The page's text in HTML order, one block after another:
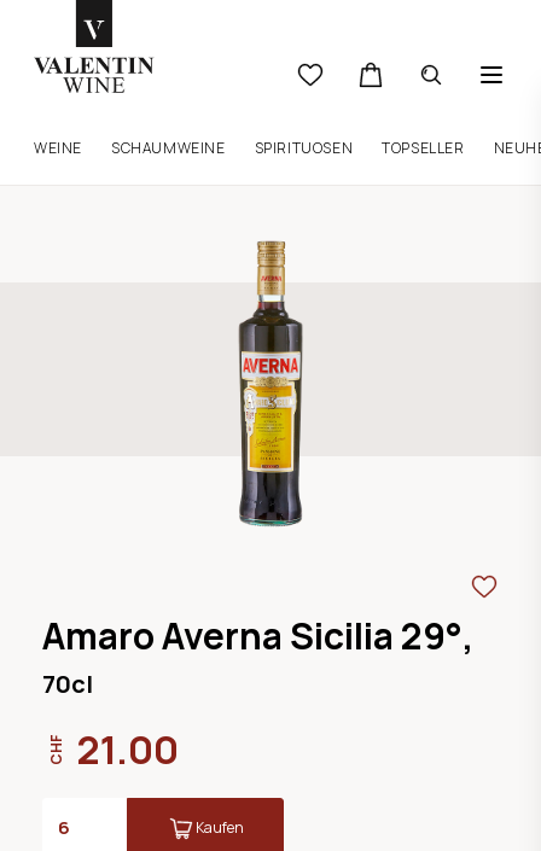
WEINE SCHAUMWEINE SPIRITUOSEN TOPSELLER
Amaro Averna Sicilia 29°,
70cl
CHF 21.00
Kaufen